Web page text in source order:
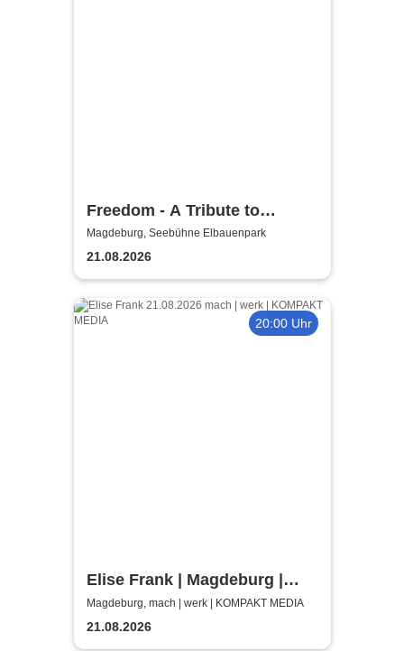
Freedom - A Tribute to
George Michael
Magdeburg, Seebühne Elbauenpark
21.08.2026
20:00 Uhr
Elise Frank | Magdeburg |
machwerk
Magdeburg, mach | werk | KOMPAKT MEDIA
21.08.2026